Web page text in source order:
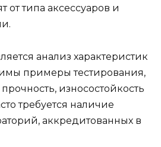
от типа аксессуаров и
анализ характеристик
примеры тестирования,
износостойкость
требуется наличие
аккредитованных в